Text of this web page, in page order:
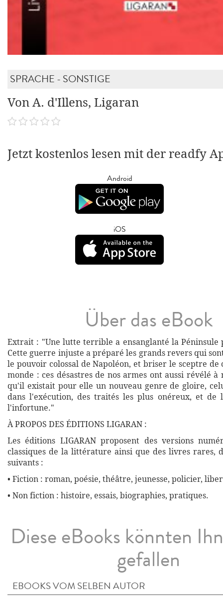
SPRACHE - SONSTIGE
Von A. d'Illens, Ligaran
Jetzt kostenlos lesen mit der readfy
Android
iOS
Über das eBook
Extrait : "Une lutte terrible a ensanglanté la Péninsule
Cette guerre injuste a préparé les grands revers qui
le pouvoir colossal de Napoléon, et briser le sceptre
monde : ces désastres de nos armes ont aussi révélé
qu'il existait pour elle un nouveau genre de gloire,
dans l'exécution, des traités les plus onéreux, et de
l'infortune."
À PROPOS DES ÉDITIONS LIGARAN :
Les éditions LIGARAN proposent des versions
classiques de la littérature ainsi que des livres rares,
suivants :
• Fiction : roman, poésie, théâtre, jeunesse, policier,
• Non fiction : histoire, essais, biographies, pratiques.
Diese eBooks könnten
gefallen
EBOOKS VOM SELBEN AUTOR